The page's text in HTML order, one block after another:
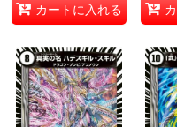
カートに入れる